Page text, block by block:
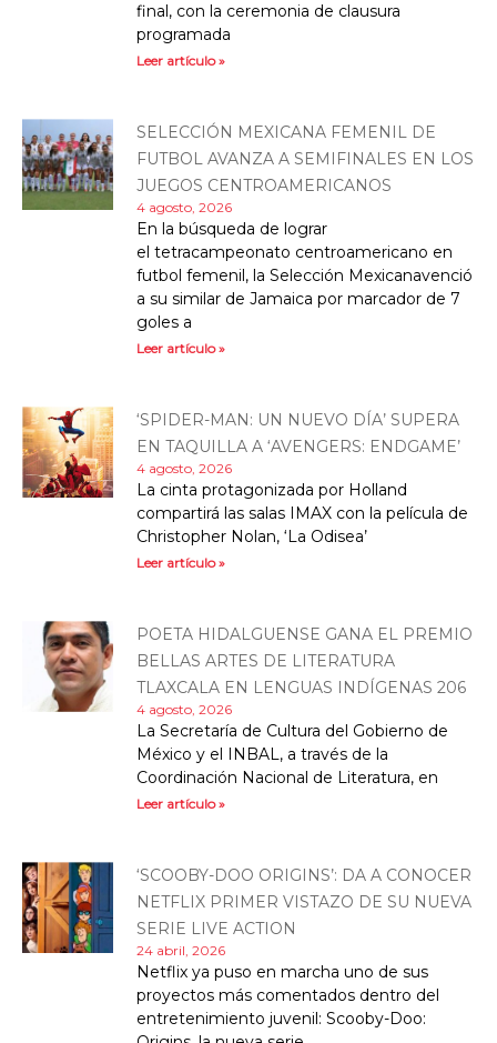
final, con la ceremonia de clausura
programada
Leer artículo »
SELECCIÓN MEXICANA FEMENIL DE
FUTBOL AVANZA A SEMIFINALES EN LOS
JUEGOS CENTROAMERICANOS
4 agosto, 2026
En la búsqueda de lograr
el tetracampeonato centroamericano en
futbol femenil, la Selección Mexicanavenció
a su similar de Jamaica por marcador de 7
goles a
Leer artículo »
‘SPIDER-MAN: UN NUEVO DÍA’ SUPERA
EN TAQUILLA A ‘AVENGERS: ENDGAME’
4 agosto, 2026
La cinta protagonizada por Holland
compartirá las salas IMAX con la película de
Christopher Nolan, ‘La Odisea’
Leer artículo »
POETA HIDALGUENSE GANA EL PREMIO
BELLAS ARTES DE LITERATURA
TLAXCALA EN LENGUAS INDÍGENAS 206
4 agosto, 2026
La Secretaría de Cultura del Gobierno de
México y el INBAL, a través de la
Coordinación Nacional de Literatura, en
Leer artículo »
‘SCOOBY-DOO ORIGINS’: DA A CONOCER
NETFLIX PRIMER VISTAZO DE SU NUEVA
SERIE LIVE ACTION
24 abril, 2026
Netflix ya puso en marcha uno de sus
proyectos más comentados dentro del
entretenimiento juvenil: Scooby-Doo: